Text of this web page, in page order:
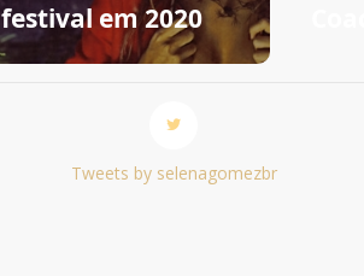
festival em 2020
Tweets by selenagomezbr